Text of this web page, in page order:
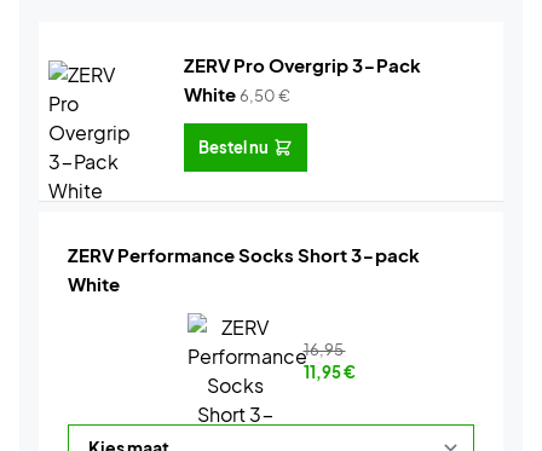
ZERV Pro Overgrip 3-Pack
White6,50€
Bestel nu
ZERV Performance Socks Short 3-pack
White
16,95
11,95€